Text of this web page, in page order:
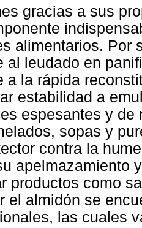
gracias a sus
alimentarios. Por
al leudado en
a la rápida
estabilidad a
espesantes y
sopas y
contra la
apelmazamiento
productos como
el almidón se
las cuales